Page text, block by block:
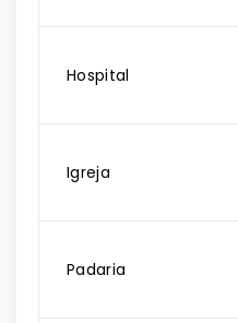
Hospital
Igreja
Padaria